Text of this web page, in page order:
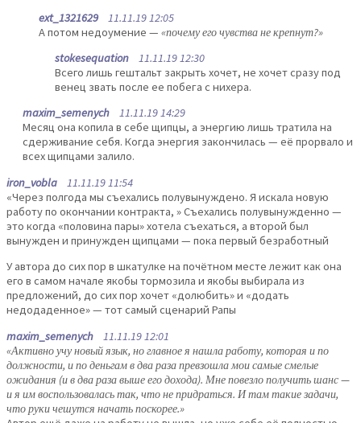
ext_1321629 11.11.19 12:05
А потом недоумение — «почему его чувства не крепнут?»
stokesequation 11.11.19 12:30
Всего лишь гештальт закрыть хочет, не хочет сразу под
венец звать после ее побега с нихера.
maxim_semenych 11.11.19 14:29
Месяц она копила в себе щипцы, а энергию лишь тратила на
сдерживание себя. Когда энергия закончилась — её прорвало и
всех щипцами залило.
iron_vobla 11.11.19 11:54
«Через полгода мы съехались полувынуждено. Я искала новую
работу по окончании контракта, » Съехались полувынужденно —
это когда «половина пары» хотела съехаться, а второй был
вынужден и принужден щипцами — пока первый безработный
У автора до сих пор в шкатулке на почётном месте лежит как она
его в самом начале якобы тормозила и якобы выбирала из
предложений, до сих пор хочет «долюбить» и «додать
недодаденное» — тот самый сценарий Рапы
maxim_semenych 11.11.19 12:01
«Активно учу новый язык, но главное я нашла работу, которая и по
должности, и по деньгам в два раза превзошла мои самые смелые
ожидания (и в два раза выше его дохода). Мне повезло получить шанс —
и я им воспользовалась так, что не придраться. И там такие задачи,
что руки чешутся начать поскорее.»